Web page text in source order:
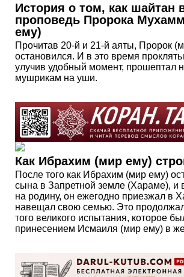
История о том, как шайтан
проповедь Пророка
ему)
Прочитав 20-й и 21-й аяты, Пророк
остановился. И в это время
улучив удобный момент, прошептал
мушрикам на уши.
Как Ибрахим (мир ему)
После того как Ибрахим (мир ему)
сына в Запретной земле (Хараме), и
на родину, он ежегодно приезжал в
навещал свою семью. Это
того великого испытания, которое
принесением Исмаиля (мир ему) в